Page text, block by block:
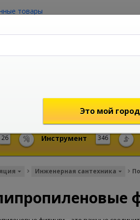
товары
shop@mireks.ru
26 346
Инструмент
Инженерная сантехника
Это мой город